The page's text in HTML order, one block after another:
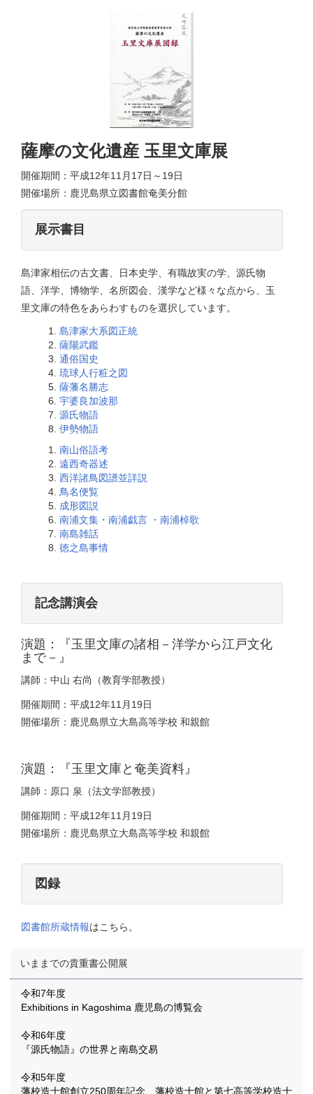
薩摩の文化遺産 玉里文庫展
開催期間：平成12年11月17日～19日
開催場所：鹿児島県立図書館奄美分館
展示書目
島津家相伝の古文書、日本史学、有職故実の学、源氏物
語、洋学、博物学、名所図会、漢学など様々な点から、玉
里文庫の特色をあらわすものを選択しています。
島津家大系図正統
薩陽武鑑
通俗国史
琉球人行粧之図
薩藩名勝志
宇婆良加波那
源氏物語
伊勢物語
南山俗語考
遠西奇器述
西洋諸鳥図譜並詳説
鳥名便覧
成形図説
南浦文集・南浦戯言 ・南浦棹歌
南島雑話
徳之島事情
記念講演会
演題：『玉里文庫の諸相－洋学から江戸文化
まで－』
講師：中山 右尚（教育学部教授）
開催期間：平成12年11月19日
開催場所：鹿児島県立大島高等学校 和親館
演題：『玉里文庫と奄美資料』
講師：原口 泉（法文学部教授）
開催期間：平成12年11月19日
開催場所：鹿児島県立大島高等学校 和親館
図録
図書館所蔵情報はこちら。
いままでの貴重書公開展
令和7年度
Exhibitions in Kagoshima 鹿児島の博覧会
令和6年度
『源氏物語』の世界と南島交易
令和5年度
藩校造士館創立250周年記念 藩校造士館と第七高等学校造士